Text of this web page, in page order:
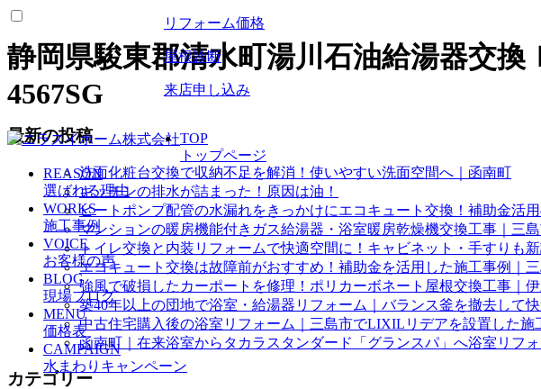
静岡県駿東郡清水町湯川石油給湯器交
4567SG
TOP
トップページ
REASON
選ばれる理由
WORKS
施工事例
VOICE
お客様の声
BLOG
現場ブログ
MENU
価格表
CAMPAIGN
水まわりキャンペーン
最新の投稿
洗面化粧台交換で収納不足を解消！使いやすい洗面空間へ｜函南町
キッチンの排水が詰まった！原因は油！
ヒートポンプ配管の水漏れをきっかけにエコキュート交換！補助金活
マンションの暖房機能付きガス給湯器・浴室暖房乾燥機交換工事｜三
トイレ交換と内装リフォームで快適空間に！キャビネット・手すりも
エコキュート交換は故障前がおすすめ！補助金を活用した施工事例｜
強風で破損したカーポートを修理！ポリカーボネート屋根交換工事｜
築40年以上の団地で浴室・給湯器リフォーム｜バランス釜を撤去して
中古住宅購入後の浴室リフォーム｜三島市でLIXILリデアを設置した施
函南町｜在来浴室からタカラスタンダード「グランスパ」へ浴室リフ
カテゴリー
リフォーム価格
屋根診断
来店申し込み